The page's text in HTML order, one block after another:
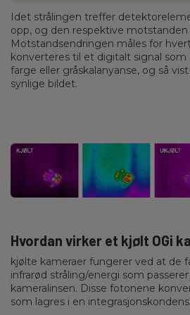
Idet strålingen treffer
opp, og den respektive motstanden
Motstandsendringen måles for
konverteres til et digitalt signal
farge eller gråskalanyanse, og så
synlige bildet.
Hvordan virker et kjølt OGi
kjølte kameraer fungerer ved at de
infrarød stråling/energi som
kameralinsen. Disse fotonene
som lagres i en